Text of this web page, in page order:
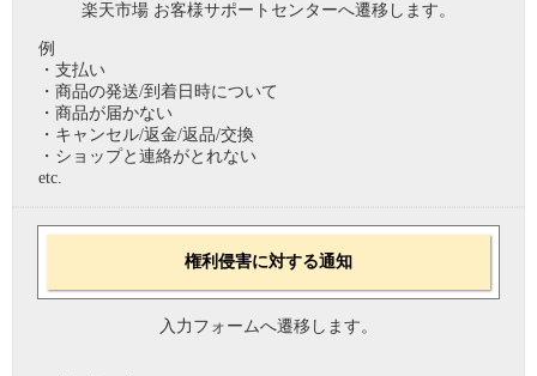
楽天市場 お客様サポートセンターへ遷移します。
例
・支払い
・商品の発送/到着日時について
・商品が届かない
・キャンセル/返金/返品/交換
・ショップと連絡がとれない
etc.
権利侵害に対する通知
入力フォームへ遷移します。